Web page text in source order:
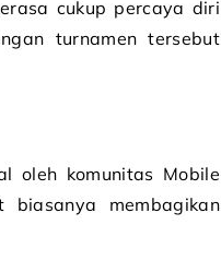
cukup percaya diri
turnamen tersebut
oleh komunitas Mobile
biasanya membagikan